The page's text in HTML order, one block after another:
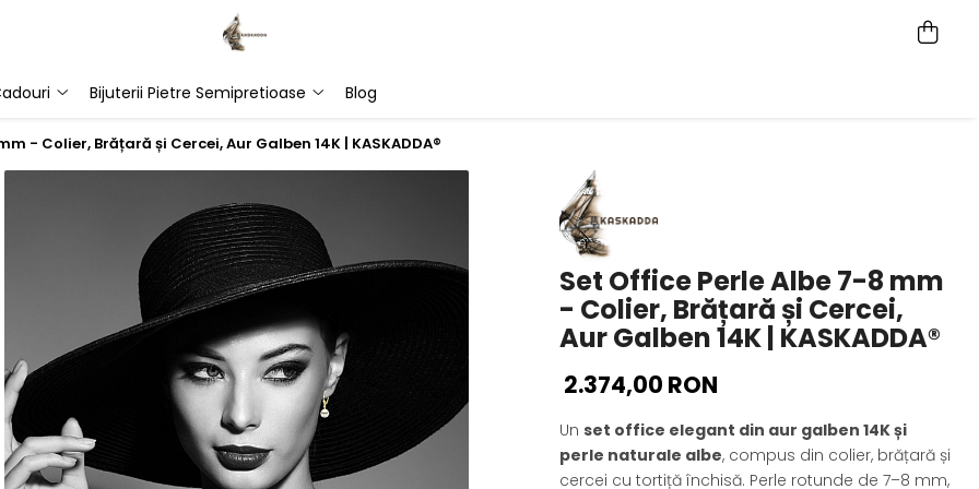
Bijuterii Pietre Semipretioase Blog
- Colier, Brățară și Cercei, Aur Galben 14K | KASKADDA®
Set Office Perle Albe 7-8 mm
- Colier, Brățară și Cercei,
Aur Galben 14K | KASKADDA®
2.374,00 RON
Unset office elegant din aur galben 14K și
perle naturale albe, compus din colier, brățară și
cercei cu tortiță închisă. Perle rotunde de 7–8 mm,